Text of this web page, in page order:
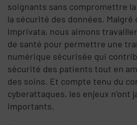
soignants sans compromettre
la sécurité des données. Malgré
Imprivata, nous aimons
de santé pour permettre une
numérique sécurisée qui
sécurité des patients tout en
des soins. Et compte tenu du
cyberattaques, les enjeux n’ont
importants.